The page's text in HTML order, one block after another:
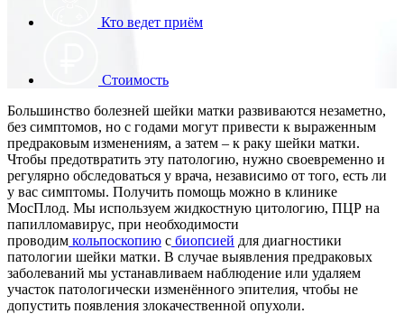
Кто ведет приём
Стоимость
Большинство болезней шейки матки развиваются незаметно,
без симптомов, но с годами могут привести к выраженным
предраковым изменениям, а затем – к раку шейки матки.
Чтобы предотвратить эту патологию, нужно своевременно и
регулярно обследоваться у врача, независимо от того, есть ли
у вас симптомы. Получить помощь можно в клинике
МосПлод. Мы используем жидкостную цитологию, ПЦР на
папилломавирус, при необходимости
проводим кольпоскопию с биопсией для диагностики
патологии шейки матки. В случае выявления предраковых
заболеваний мы устанавливаем наблюдение или удаляем
участок патологически изменённого эпителия, чтобы не
допустить появления злокачественной опухоли.